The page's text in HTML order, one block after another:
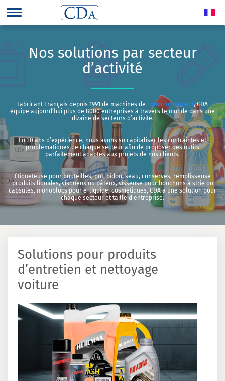
Nos solutions par secteur
d’activité
Fabricant Français depuis 1991 de machines de conditionnement, CDA
équipe aujourd’hui plus de 8000 entreprises à travers le monde dans une
dizaine de secteurs d’activité.
En 30 ans d’expérience, nous avons su capitaliser les contraintes et
problématiques de chaque secteur afin de proposer des outils
parfaitement adaptés aux projets de nos clients.
Étiqueteuse pour bouteilles, pot, bidon, seau, conserves, remplisseuse
produits liquides, visqueux ou pâteux, visseuse pour bouchons à strie ou
capsules, monoblocs pour e-liquide, cosmétiques, CDA a une solution pour
chaque secteur et taille d’entreprise.
Solutions pour produits
d’entretien et nettoyage
voiture